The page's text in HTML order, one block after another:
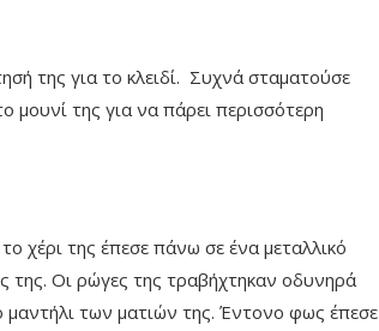
της για το κλειδί. Συχνά σταματούσε
μουνί της για να πάρει περισσότερη
χέρι της έπεσε πάνω σε ένα μεταλλικό
της. Οι ρώγες της τραβήχτηκαν οδυνηρά
μαντήλι των ματιών της. Έντονο φως έπεσε